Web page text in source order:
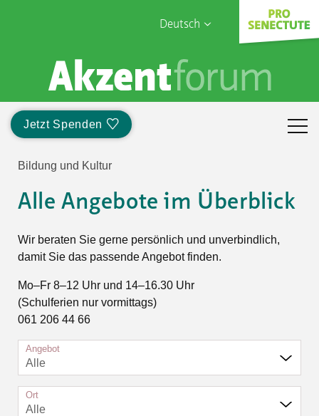
Deutsch
English
Français
Jetzt Spenden
Sophia Care
Bildung und Kultur
Alle Angebote im Überblick
Wir beraten Sie gerne persönlich und unverbindlich,
damit Sie das passende Angebot finden.
Mo–Fr 8–12 Uhr und 14–16.30 Uhr
(Schulferien nur vormittags)
061 206 44 66
Angebot
Alle
Ort
Alle